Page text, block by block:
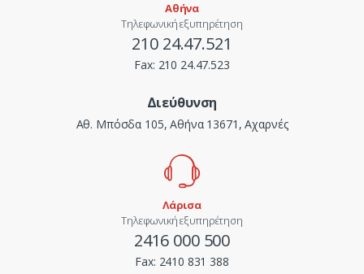
Αθήνα
Τηλεφωνική εξυπηρέτηση
210 24.47.521
Fax: 210 24.47.523
Διεύθυνση
Αθ. Μπόσδα 105, Αθήνα 13671, Αχαρνές
Λάρισα
Τηλεφωνική εξυπηρέτηση
2416 000 500
Fax: 2410 831 388